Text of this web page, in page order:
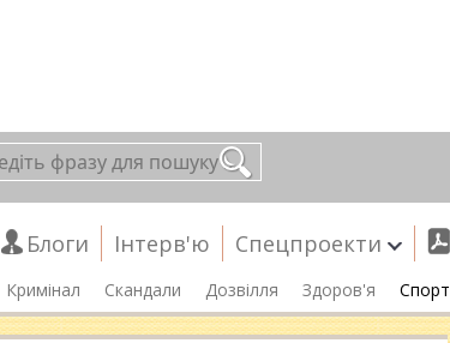
Блоги Інтерв'ю Спецпроекти
Кримінал Скандали Дозвілля Здоров'я Спорт